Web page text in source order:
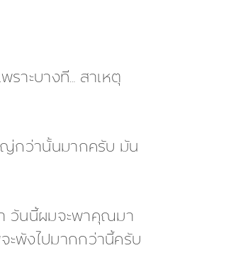
าะบางที… สาเหตุ
ญ่กว่านั้นมากครับ มัน
วันนี้ผมจะพาคุณมา
พังไปมากกว่านี้ครับ